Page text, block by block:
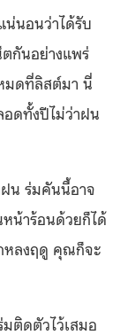
น่นอนว่าได้รับ
ตกันอย่างแพร่
มดที่ลิสต์มา นี่
ดทั้งปีไม่ว่าฝน
น ร่มคันนี้อาจ
น้าร้อนด้วยก็ได้
ลงฤดู คุณก็จะ
ติดตัวไว้เสมอ